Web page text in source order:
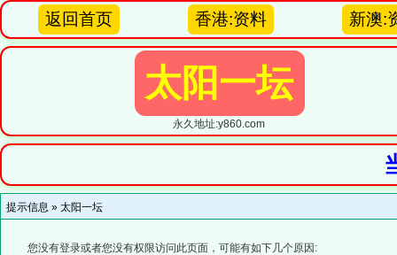
返回首页 香港:资料 新澳:
太阳一坛
永久地址:y860.com
提示信息 » 太阳一坛
您没有登录或者您没有权限访问此页面，可能有如下几个原因: